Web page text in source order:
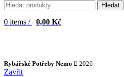
Hledat
0 items / 0,00 Kč
Rybářské Potřeby Nemo 2026
Zavřít